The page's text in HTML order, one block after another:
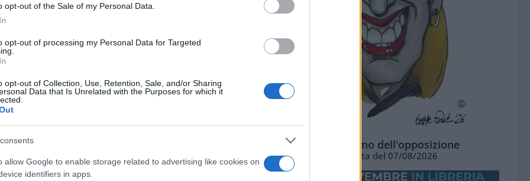
opt-out of the Sale of my Personal Data.
opt-out of processing my Personal Data for Targeted
opt-out of Collection, Use, Retention, Sale, and/or Sharing
Data that Is Unrelated with the Purposes for which it
allow Google to enable storage related to advertising like cookies on
identifiers in apps.
è nuovanemente colpito dalle
anno. Una dimostrazione della
strategia degli attuali vertici ma anche di
come orientarsi nei semiconduttori,
forte crescita dopo la pandemia.
ma va diviso in tanti differenti sotto-
L'ottimismo dell'opposizione
Vignetta del 07/08/2026